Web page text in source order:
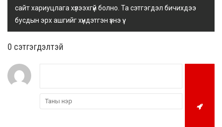
сайт хариуцлага хүлээхгүй болно. Та сэтгэгдэл бичихдээ
бусдын эрх ашгийг хүндэтгэн үзнэ үү.
0 cэтгэгдэлтэй